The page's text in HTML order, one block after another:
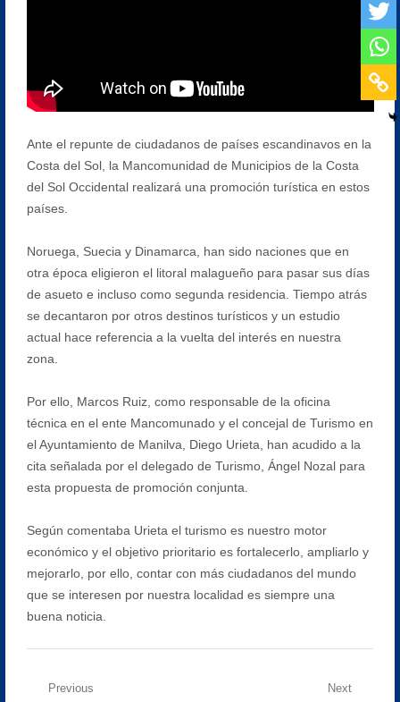
Ante el repunte de ciudadanos de países escandinavos en la
Costa del Sol, la Mancomunidad de Municipios de la Costa
del Sol Occidental realizará una promoción turística en estos
países.
Noruega, Suecia y Dinamarca, han sido naciones que en
otra época eligieron el litoral malagueño para pasar sus días
de asueto e incluso como segunda residencia. Tiempo atrás
se decantaron por otros destinos turísticos y un estudio
actual hace referencia a la vuelta del interés en nuestra
zona.
Por ello, Marcos Ruiz, como responsable de la oficina
técnica en el ente Mancomunado y el concejal de Turismo en
el Ayuntamiento de Manilva, Diego Urieta, han acudido a la
cita señalada por el delegado de Turismo, Ángel Nozal para
esta propuesta de promoción conjunta.
Según comentaba Urieta el turismo es nuestro motor
económico y el objetivo prioritario es fortalecerlo, ampliarlo y
mejorarlo, por ello, contar con más ciudadanos del mundo
que se interesen por nuestra localidad es siempre una
buena noticia.
Navegación
Previous Next